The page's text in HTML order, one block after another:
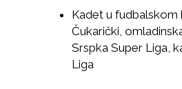
Kadet u fudbalskom
Čukarički,
Srspka Super Liga,
Liga